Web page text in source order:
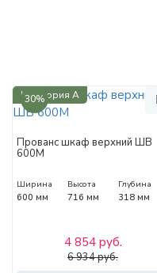
Категория А
30%
Прованс шкаф верхний ШВ
600М
Ширина
600 мм
Высота
716 мм
Глубина
318 мм
4 854 руб.
6 934 руб.